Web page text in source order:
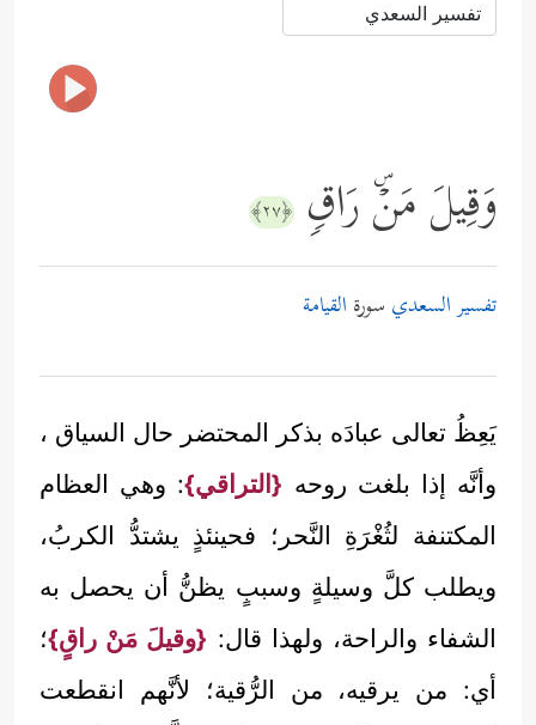
وَقِیلَ مَنۡۜ رَاقࣲ ﴿٢٧﴾
تفسير السعدي سورة القيامة
يَعِظُ تعالى عبادَه بذكر المحتضر حال السياق ،
وأنَّه إذا بلغت روحه {التراقي}: وهي العظام
المكتنفة لثُغْرَةِ النَّحر؛ فحينئذٍ يشتدُّ الكربُ،
ويطلب كلَّ وسيلةٍ وسببٍ يظنُّ أن يحصل به
الشفاء والراحة، ولهذا قال: {وقيلَ مَنْ راقٍ}؛
أي: من يرقيه، من الرُّقية؛ لأنَّهم انقطعت